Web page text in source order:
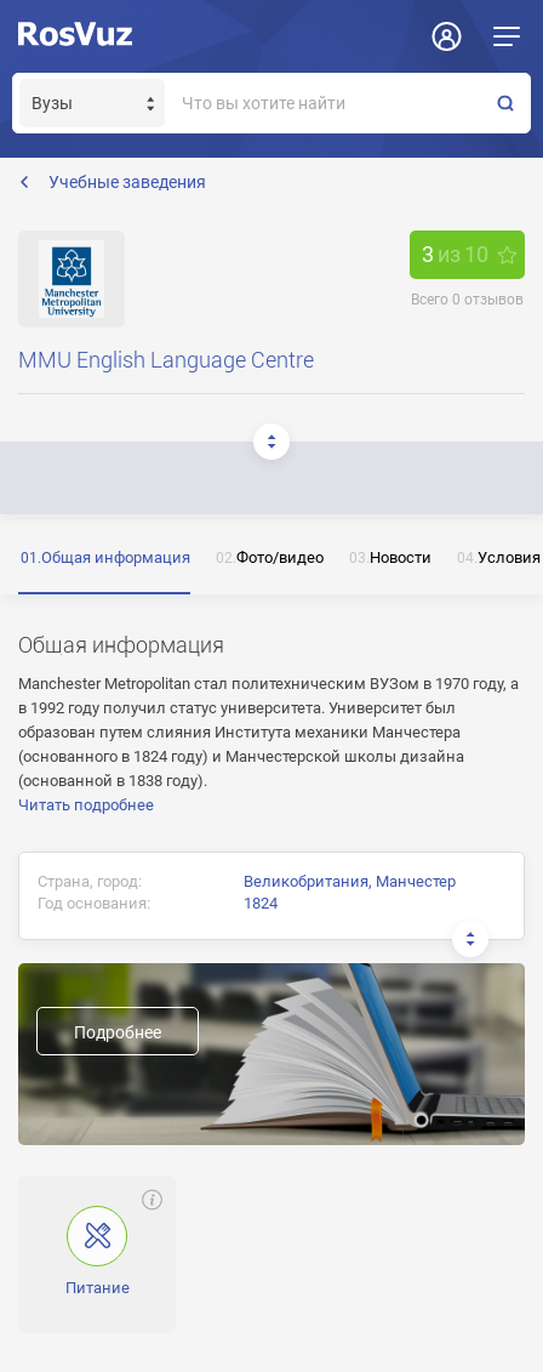
Учебные заведения
3 из 10
Всего 0 отзывов
MMU English Language Centre
Общая информация Фото/видео Новости
Общая информация
Manchester Metropolitan стал политехническим ВУЗом в 1970 году, а
в 1992 году получил статус университета. Университет был
образован путем слияния Института механики Манчестера
(основанного в 1824 году) и Манчестерской школы дизайна
(основанной в 1838 году).
Читать подробнее
Страна, город:
Великобритания, Манчестер
Год основания:
1824
Документ об окончании:
Предыдущие названия:
Форма обучения:
Подробнее
Питание
на обработку моих персональных данных
Нажимая на кнопку «Отправить» я даю согласие
на обработку моих персональных данных
Нажимая на кнопку «Отправить» я даю согласие
на обработку моих персональных данных